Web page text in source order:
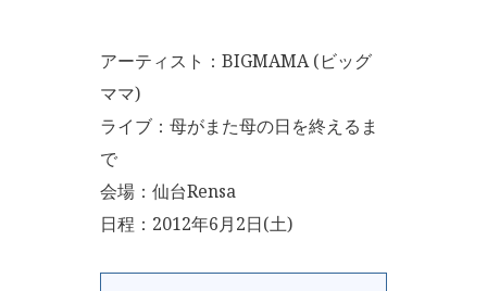
アーティスト：BIGMAMA (ビッグ
ママ)
ライブ：母がまた母の日を終えるま
で
会場：仙台Rensa
日程：2012年6月2日(土)